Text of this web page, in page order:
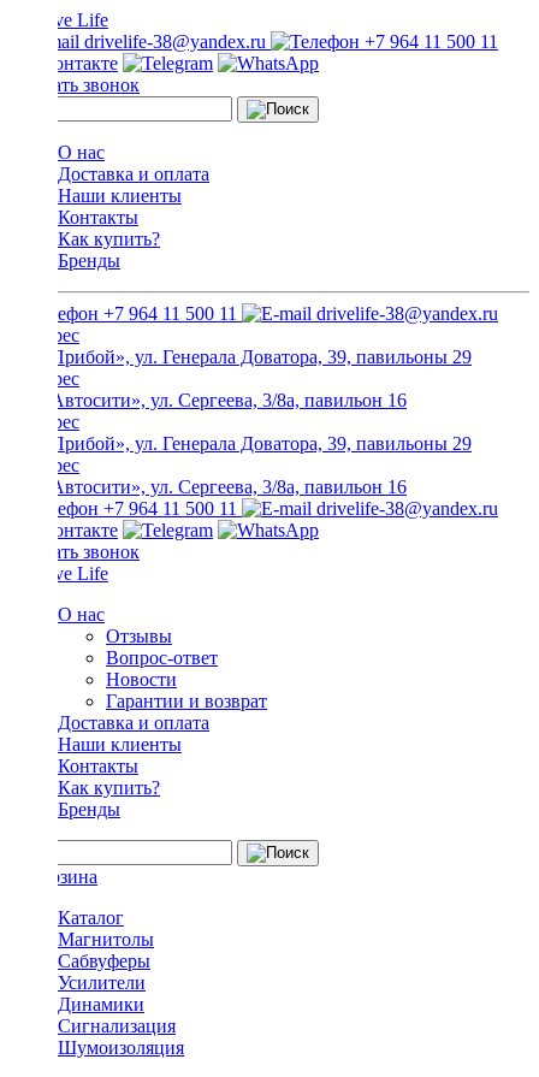
drivelife-38@yandex.ru +7 964 11 500 11
Заказать звонок
О нас
Доставка и оплата
Наши клиенты
Контакты
Как купить?
Бренды
+7 964 11 500 11 drivelife-38@yandex.ru
ТЦ «Прибой», ул. Генерала Доватора, 39, павильоны 29
ТЦ «Автосити», ул. Сергеева, 3/8а, павильон 16
ТЦ «Прибой», ул. Генерала Доватора, 39, павильоны 29
ТЦ «Автосити», ул. Сергеева, 3/8а, павильон 16
+7 964 11 500 11
drivelife-38@yandex.ru
Заказать звонок
О нас
Отзывы
Вопрос-ответ
Новости
Гарантии и возврат
Доставка и оплата
Наши клиенты
Контакты
Как купить?
Бренды
Каталог
Магнитолы
Сабвуферы
Усилители
Динамики
Сигнализация
Шумоизоляция